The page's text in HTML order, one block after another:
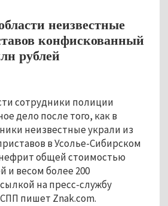
неизвестные
конфискованный
рублей
сотрудники полиции
дело после того, как в
неизвестные украли из
в Усолье-Сибирском
общей стоимостью
и весом более 200
на пресс-службу
пишет Znak.com.